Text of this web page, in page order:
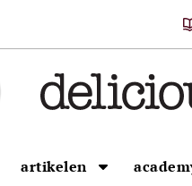
artikelen